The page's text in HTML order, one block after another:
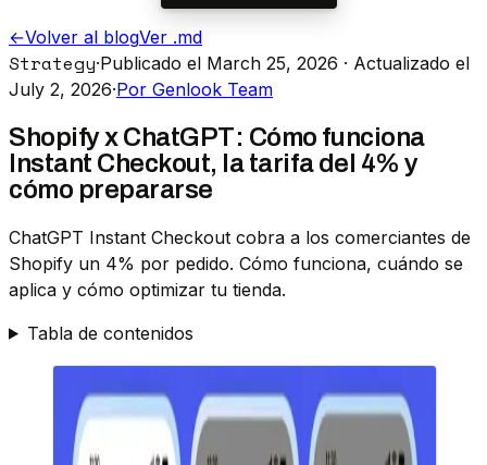
←Volver al blogVer .md
Strategy·Publicado el March 25, 2026 · Actualizado el
July 2, 2026·Por Genlook Team
Shopify x ChatGPT: Cómo funciona
Instant Checkout, la tarifa del 4% y
cómo prepararse
ChatGPT Instant Checkout cobra a los comerciantes de
Shopify un 4% por pedido. Cómo funciona, cuándo se
aplica y cómo optimizar tu tienda.
Tabla de contenidos